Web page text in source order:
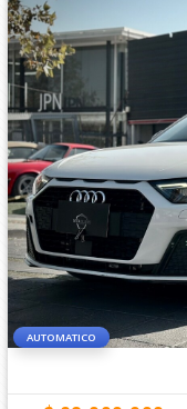
AUTOMATICO